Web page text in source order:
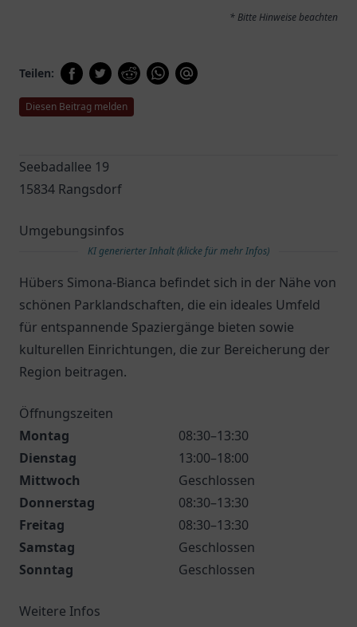
* Bitte Hinweise beachten
Teilen:
Diesen Beitrag melden
Seebadallee 19
15834 Rangsdorf
Umgebungsinfos
KI generierter Inhalt (klicke für mehr Infos)
Hübers Simona-Bianca befindet sich in der Nähe von
schönen Parklandschaften, die ein ideales Umfeld
für entspannende Spaziergänge bieten sowie
kulturellen Einrichtungen, die zur Bereicherung der
Region beitragen.
Öffnungszeiten
Montag
08:30–13:30
Dienstag
13:00–18:00
Mittwoch
Geschlossen
Donnerstag
08:30–13:30
Freitag
08:30–13:30
Samstag
Geschlossen
Sonntag
Geschlossen
Weitere Infos